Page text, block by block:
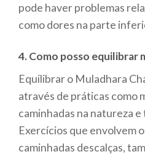
pode haver problemas
como dores na parte
4. Como posso equilibrar
Equilibrar o Muladhara
através de práticas como
caminhadas na natureza
Exercícios que envolvem
caminhadas descalças,